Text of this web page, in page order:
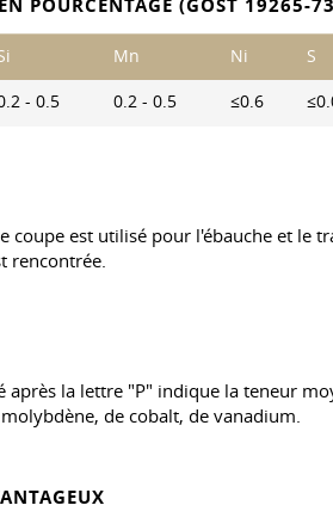
POURCENTAGE (GOST 19265-
Mn Ni S
- 0.5 0.2 - 0.5 ≤0.6
coupe est utilisé pour l'ébauche et le
rencontrée.
après la lettre "P" indique la teneur
de cobalt, de vanadium.